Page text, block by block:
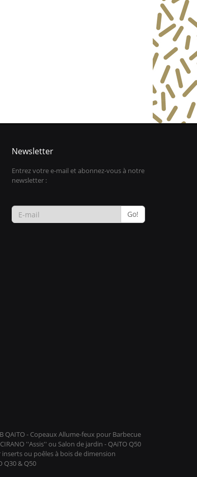
Newsletter
Entrez votre e-mail et abonnez-vous à notre
newsletter :
Go!
QAITO - Copeaux Allume-feux pour Barbecue
''Assis'' ou Salon de jardin - QAïTO Q50
ou poêles à bois de dimension
Q30 & Q50